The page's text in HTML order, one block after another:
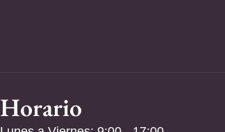
Horario